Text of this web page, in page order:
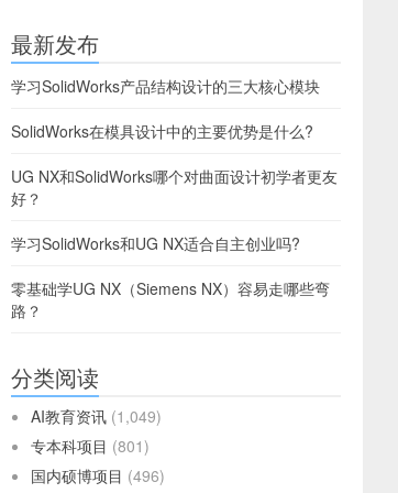
最新发布
学习SolidWorks产品结构设计的三大核心模块
SolidWorks在模具设计中的主要优势是什么?
UG NX和SolidWorks哪个对曲面设计初学者更友
好？
学习SolidWorks和UG NX适合自主创业吗?
零基础学UG NX（Siemens NX）容易走哪些弯
路？
分类阅读
AI教育资讯 (1,049)
专本科项目 (801)
国内硕博项目 (496)